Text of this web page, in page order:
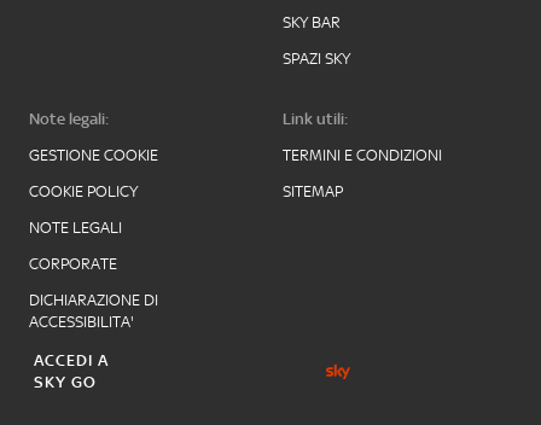
SKY BAR
SPAZI SKY
Note legali:
GESTIONE COOKIE
COOKIE POLICY
NOTE LEGALI
CORPORATE
DICHIARAZIONE DI
ACCESSIBILITA'
Link utili:
TERMINI E CONDIZIONI
SITEMAP
ACCEDI A
SKY GO